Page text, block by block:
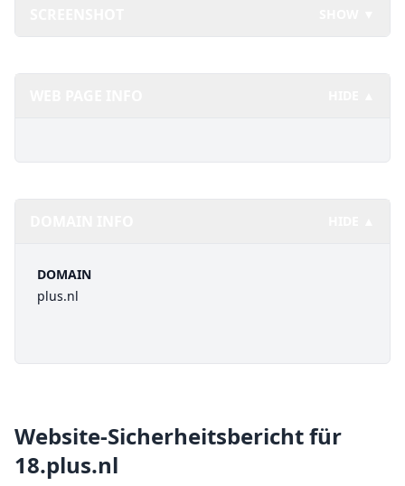
DOMAIN
plus.nl
Website-Sicherheitsbericht für
18.plus.nl